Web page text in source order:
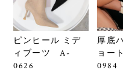
ピンヒール ミデ
ィブーツ A-
0626
厚底
ョー
0984